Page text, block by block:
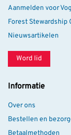
Aanmelden voor
Forest Stewardship
Nieuwsartikelen
Word lid
Informatie
Over ons
Bestellen en
Betaalmethoden